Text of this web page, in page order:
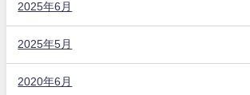
2025年6月
2025年5月
2020年6月